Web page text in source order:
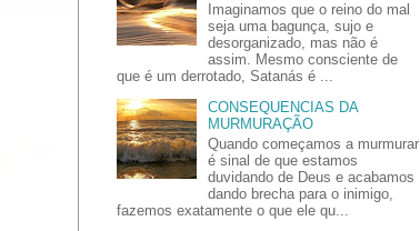
Imaginamos que o reino do mal
seja uma bagunça, sujo e
desorganizado, mas não é
assim. Mesmo consciente de
que é um derrotado, Satanás é ...
CONSEQUENCIAS DA
MURMURAÇÃO
Quando começamos a murmurar
é sinal de que estamos
duvidando de Deus e acabamos
dando brecha para o inimigo,
fazemos exatamente o que ele qu...